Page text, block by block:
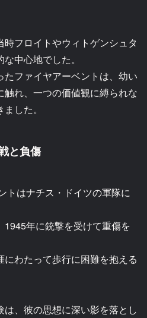
フロイトやウィトゲンシュタ
中心地でした。
ファイヤアーベントは、幼い
れ、一つの価値観に縛られな
した。
と負傷
トはナチス・ドイツの軍隊に
年に銃撃を受けて重傷を
わたって歩行に困難を抱える
、彼の思想に深い影を落とし